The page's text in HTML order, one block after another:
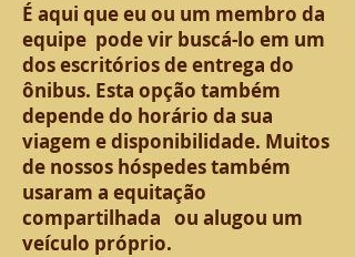
É aqui que eu ou um membro da
equipe pode vir buscá-lo em um
dos escritórios de entrega do
ônibus. Esta opção também
depende do horário da sua
viagem e disponibilidade. Muitos
de nossos hóspedes também
usaram a equitação
compartilhada ou alugou um
veículo próprio.